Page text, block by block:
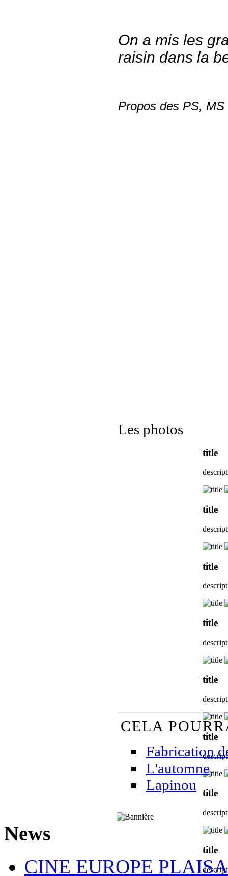
On a mis les
raisin dans la
Propos des PS,
Les photos
title
title
title
title
title
title
title
title
CELA
Fabrication
L'automne
Lapinou
News
CINE EUROPE